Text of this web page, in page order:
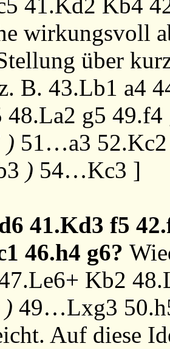
41.Kd2 Kb4
wirkungsvoll
über
B. 43.Lb1 a4
48.La2 g5 49.f4
) 51…a3 52.Kc2
) 54…Kc3 ]
41.Kd3 f5
46.h4 g6?
Kb2
) 49…Lxg3
Auf diese